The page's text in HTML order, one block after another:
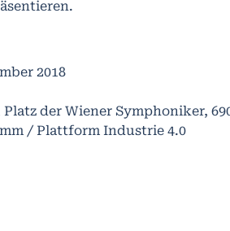
2018
der Wiener Symphoniker,
/ Plattform Industrie 4.0